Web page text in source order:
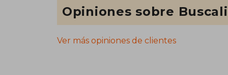
Opiniones sobre
Ver más opiniones de clientes